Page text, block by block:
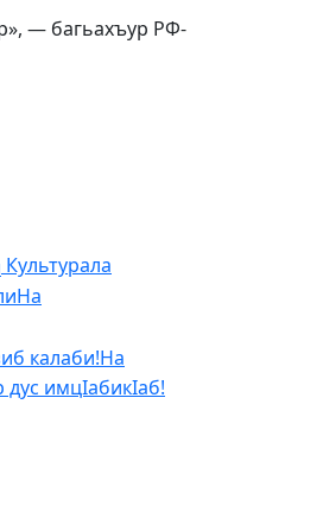
— багьахъур РФ-
Культурала
На
калаби!На
дус им­цIа­би­кIаб!